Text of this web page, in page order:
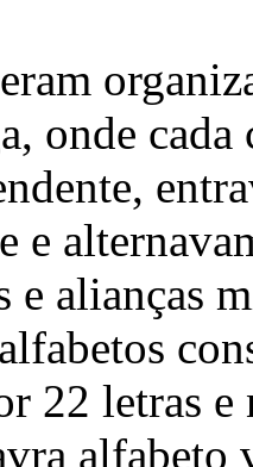
onde cada
e
e alianças
22 letras
alfabeto